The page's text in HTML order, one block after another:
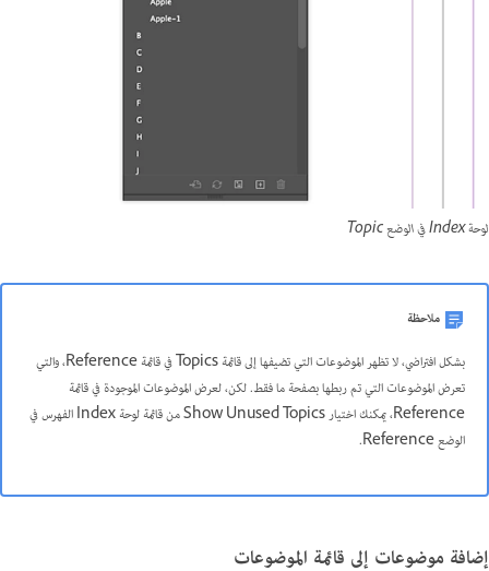
لوحة Index في الوضع Topic
ملاحظة
بشكل افتراضي، لا تظهر الموضوعات التي تضيفها إلى قائمة Topics في قائمة Reference، والتي
تعرض الموضوعات التي تم ربطها بصفحة ما فقط. لكن، لعرض الموضوعات الموجودة في قائمة
Reference، يمكنك اختيار Show Unused Topics من قائمة لوحة Index الفهرس في
الوضع Reference.
إضافة موضوعات إلى قائمة الموضوعات